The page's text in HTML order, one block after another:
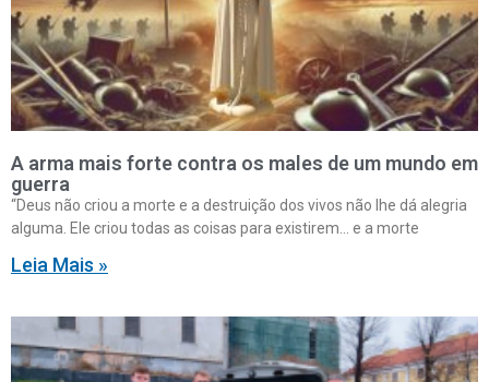
A arma mais forte contra os males de um mundo em
guerra
“Deus não criou a morte e a destruição dos vivos não lhe dá alegria
alguma. Ele criou todas as coisas para existirem… e a morte
Leia Mais »